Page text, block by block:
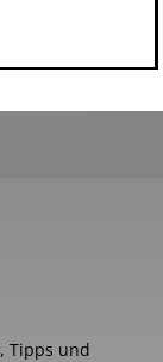
Tipps und